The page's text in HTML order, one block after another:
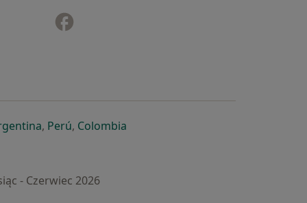
karcie
w nowej karcie
się w nowej karcie
otwiera się w nowej karcie
, Perúotwiera się w nowej karcie
, Colombiaotwiera się w nowej karcie
- Czerwiec 2026